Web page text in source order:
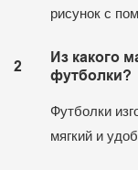
рисунок с
2
Из какого
футболки?
Футболки
мягкий и